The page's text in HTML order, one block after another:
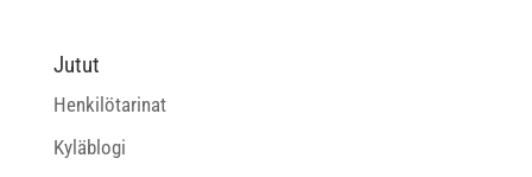
Jutut
Henkilötarinat
Kyläblogi